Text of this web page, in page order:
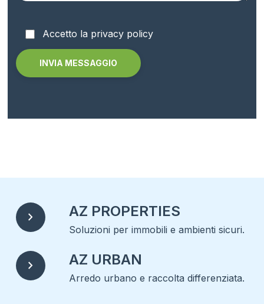
Accetto la privacy policy
chevron_right AZ PROPERTIES
Soluzioni per immobili e ambienti sicuri.
chevron_right AZ URBAN
Arredo urbano e raccolta differenziata.